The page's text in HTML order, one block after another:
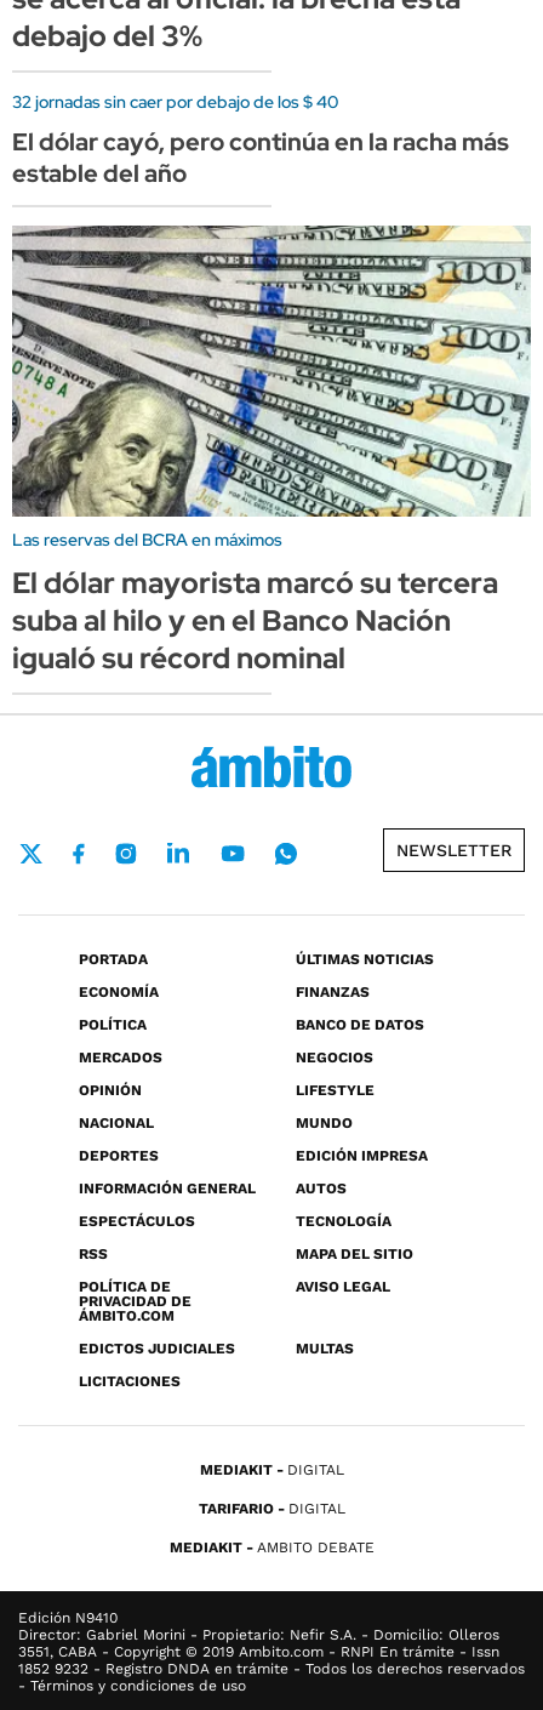
debajo del 3%
32 jornadas sin caer por debajo de los $ 40
El dólar cayó, pero continúa en la racha más
estable del año
Las reservas del BCRA en máximos
El dólar mayorista marcó su tercera
suba al hilo y en el Banco Nación
igualó su récord nominal
NEWSLETTER
PORTADA
ÚLTIMAS NOTICIAS
ECONOMÍA
FINANZAS
POLÍTICA
BANCO DE DATOS
MERCADOS
NEGOCIOS
OPINIÓN
LIFESTYLE
NACIONAL
MUNDO
DEPORTES
EDICIÓN IMPRESA
INFORMACIÓN GENERAL
AUTOS
ESPECTÁCULOS
TECNOLOGÍA
RSS
MAPA DEL SITIO
POLÍTICA DE
PRIVACIDAD DE
ÁMBITO.COM
AVISO LEGAL
EDICTOS JUDICIALES
MULTAS
LICITACIONES
MEDIAKIT DIGITAL
TARIFARIO DIGITAL
MEDIAKIT AMBITO DEBATE
Edición N9410
Director: Gabriel Morini - Propietario: Nefir S.A. - Domicilio: Olleros
3551, CABA - Copyright © 2019 Ambito.com - RNPI En trámite - Issn
1852 9232 - Registro DNDA en trámite - Todos los derechos reservados
- Términos y condiciones de uso